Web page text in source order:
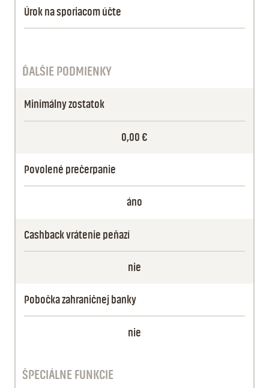
Úrok na sporiacom účte
ĎALŠIE PODMIENKY
Minimálny zostatok
0,00 €
Povolené prečerpanie
áno
Cashback vrátenie peňazí
nie
Pobočka zahraničnej banky
nie
ŠPECIÁLNE FUNKCIE